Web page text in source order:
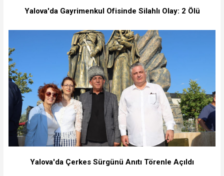
Yalova'da Gayrimenkul Ofisinde Silahlı Olay: 2 Ölü
Yalova'da Çerkes Sürgünü Anıtı Törenle Açıldı